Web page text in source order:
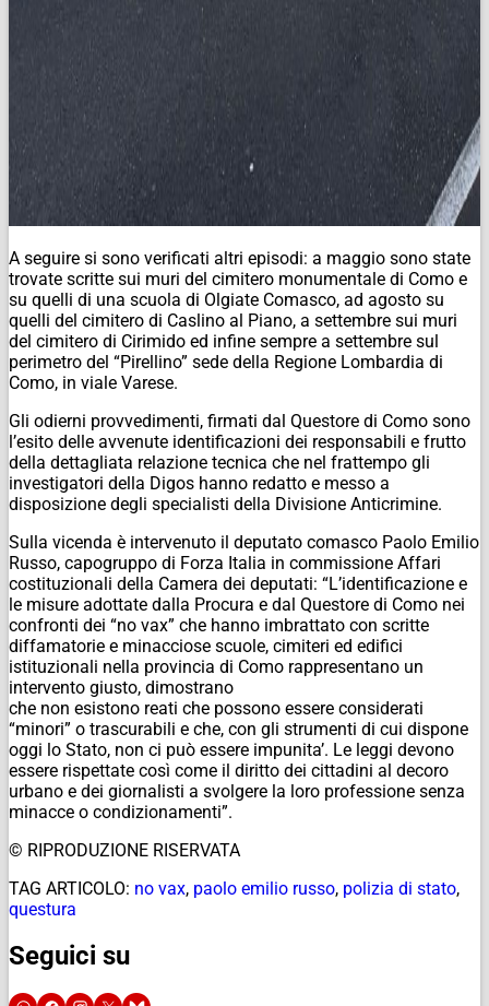
A seguire si sono verificati altri episodi: a maggio sono state
trovate scritte sui muri del cimitero monumentale di Como e
su quelli di una scuola di Olgiate Comasco, ad agosto su
quelli del cimitero di Caslino al Piano, a settembre sui muri
del cimitero di Cirimido ed infine sempre a settembre sul
perimetro del “Pirellino” sede della Regione Lombardia di
Como, in viale Varese.
Gli odierni provvedimenti, firmati dal Questore di Como sono
l’esito delle avvenute identificazioni dei responsabili e frutto
della dettagliata relazione tecnica che nel frattempo gli
investigatori della Digos hanno redatto e messo a
disposizione degli specialisti della Divisione Anticrimine.
Sulla vicenda è intervenuto il deputato comasco Paolo Emilio
Russo, capogruppo di Forza Italia in commissione Affari
costituzionali della Camera dei deputati: “L’identificazione e
le misure adottate dalla Procura e dal Questore di Como nei
confronti dei “no vax” che hanno imbrattato con scritte
diffamatorie e minacciose scuole, cimiteri ed edifici
istituzionali nella provincia di Como rappresentano un
intervento giusto, dimostrano
che non esistono reati che possono essere considerati
“minori” o trascurabili e che, con gli strumenti di cui dispone
oggi lo Stato, non ci può essere impunita’. Le leggi devono
essere rispettate così come il diritto dei cittadini al decoro
urbano e dei giornalisti a svolgere la loro professione senza
minacce o condizionamenti”.
© RIPRODUZIONE RISERVATA
TAG ARTICOLO: no vax, paolo emilio russo, polizia di stato,
questura
Seguici su